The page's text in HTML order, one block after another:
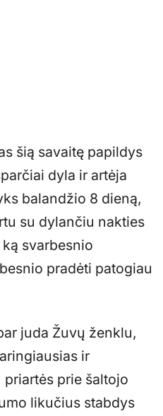
šią savaitę papildys
dyla ir artėja
balandžio 8 dieną,
su dylančiu nakties
svarbesnio
pradėti patogiau
juda Žuvų ženklu,
ir
prie šaltojo
likučius stabdys